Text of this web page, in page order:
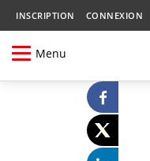
INSCRIPTION CONNEXION
Menu